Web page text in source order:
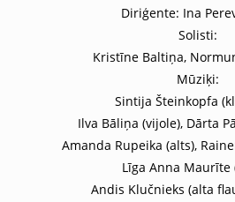
Diriģente: Ina
Solisti:
Kristīne Baltiņa,
Mūziķi:
Sintija Šteinkopfa
Ilva Bāliņa (vijole), Dārta
Amanda Rupeika (alts),
Līga Anna Maurīte
Andis Klučnieks (alta